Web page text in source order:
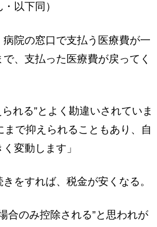
以下同）
院の窓口で支払う医療費が一
、支払った医療費が戻ってく
れる”とよく勘違いされていま
で抑えられることもあり、自
変動します」
をすれば、税金が安くなる。
合のみ控除される”と思われが